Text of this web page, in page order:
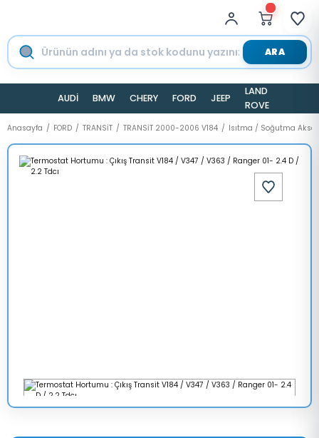
ARA
AUDİ BMW CHERY FORD JEEP
LAND
ROVER
Anasayfa FORD TRANSİT TRANSİT 2000-2006 V184 Isıtma / Soğutma